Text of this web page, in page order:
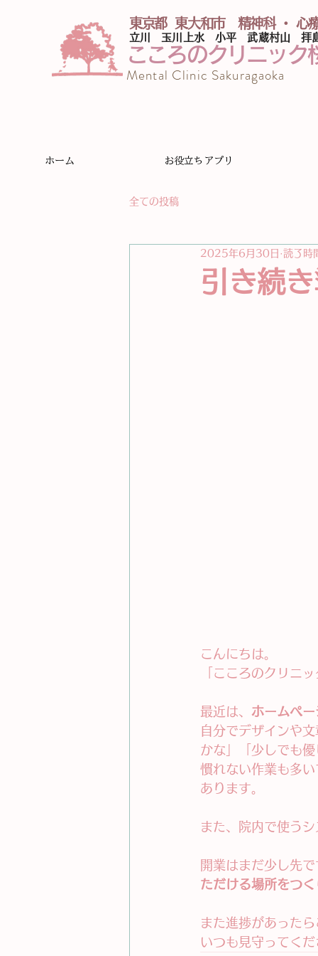
東京都 東大和市 精神科 ・ 心
立川 玉川上水 小平 武蔵村山 拝
こころのクリニック
Mental Clinic Sakuragaoka
ホーム お役立ちアプリ
全ての投稿
引き続
2025年6月30日 読了時
こんにちは。
「こころのクリニ
最近は、 ホームペ
自分でデザインや
かな」「少しでも
慣れない作業も多
あります。
また、院内で使う
開業はまだ少し先
ただける場所をつ
また進捗があった
いつも見守ってく